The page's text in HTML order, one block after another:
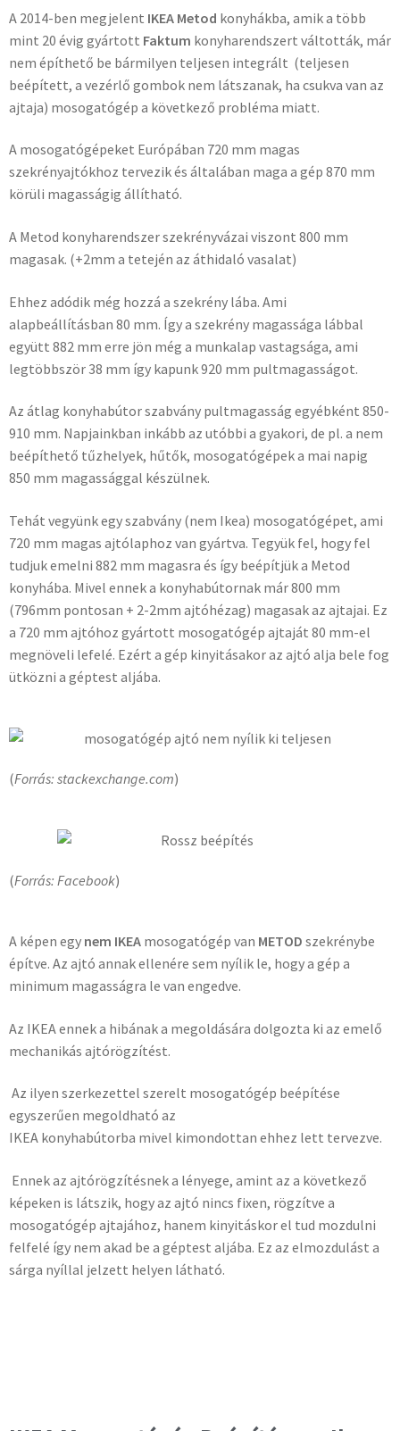
A 2014-ben megjelent IKEA Metod konyhákba, amik a több
mint 20 évig gyártott Faktum konyharendszert váltották, már
nem építhető be bármilyen teljesen integrált (teljesen
beépített, a vezérlő gombok nem látszanak, ha csukva van az
ajtaja) mosogatógép a következő probléma miatt.
A mosogatógépeket Európában 720 mm magas
szekrényajtókhoz tervezik és általában maga a gép 870 mm
körüli magasságig állítható.
A Metod konyharendszer szekrényvázai viszont 800 mm
magasak. (+2mm a tetején az áthidaló vasalat)
Ehhez adódik még hozzá a szekrény lába. Ami
alapbeállításban 80 mm. Így a szekrény magassága lábbal
együtt 882 mm erre jön még a munkalap vastagsága, ami
legtöbbször 38 mm így kapunk 920 mm pultmagasságot.
Az átlag konyhabútor szabvány pultmagasság egyébként 850-
910 mm. Napjainkban inkább az utóbbi a gyakori, de pl. a nem
beépíthető tűzhelyek, hűtők, mosogatógépek a mai napig
850 mm magassággal készülnek.
Tehát vegyünk egy szabvány (nem Ikea) mosogatógépet, ami
720 mm magas ajtólaphoz van gyártva. Tegyük fel, hogy fel
tudjuk emelni 882 mm magasra és így beépítjük a Metod
konyhába. Mivel ennek a konyhabútornak már 800 mm
(796mm pontosan + 2-2mm ajtóhézag) magasak az ajtajai. Ez
a 720 mm ajtóhoz gyártott mosogatógép ajtaját 80 mm-el
megnöveli lefelé. Ezért a gép kinyitásakor az ajtó alja bele fog
ütközni a géptest aljába.
(Forrás: stackexchange.com)
(Forrás: Facebook)
A képen egy nem IKEA mosogatógép van METOD szekrénybe
építve. Az ajtó annak ellenére sem nyílik le, hogy a gép a
minimum magasságra le van engedve.
Az IKEA ennek a hibának a megoldására dolgozta ki az emelő
mechanikás ajtórögzítést.
Az ilyen szerkezettel szerelt mosogatógép beépítése
egyszerűen megoldható az
IKEA konyhabútorba mivel kimondottan ehhez lett tervezve.
Ennek az ajtórögzítésnek a lényege, amint az a következő
képeken is látszik, hogy az ajtó nincs fixen, rögzítve a
mosogatógép ajtajához, hanem kinyitáskor el tud mozdulni
felfelé így nem akad be a géptest aljába. Ez az elmozdulást a
sárga nyíllal jelzett helyen látható.